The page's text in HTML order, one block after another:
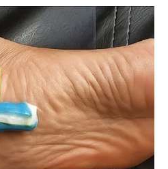
vaš život deluje potpuno
sada imali.
koja će vas naterati da
Srce vam govori jedno,